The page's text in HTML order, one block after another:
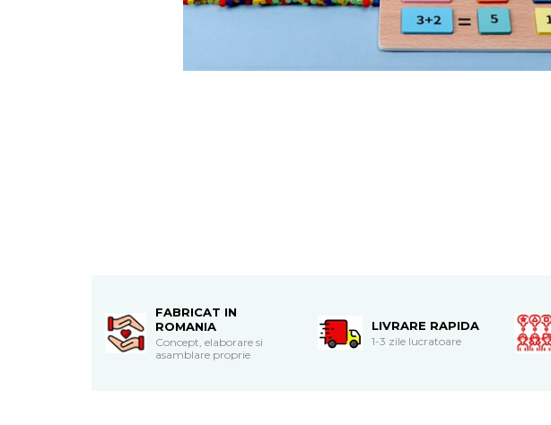
Cadouri pentru parinti
Cadouri pentru EA
FABRICAT IN
ROMANIA
Concept, elaborare si
asamblare proprie
LIVRARE RAPIDA
1-3 zile lucratoare